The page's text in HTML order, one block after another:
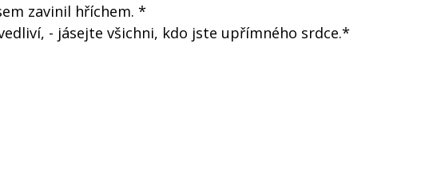
zavinil hříchem. *
- jásejte všichni, kdo jste upřímného srdce.*